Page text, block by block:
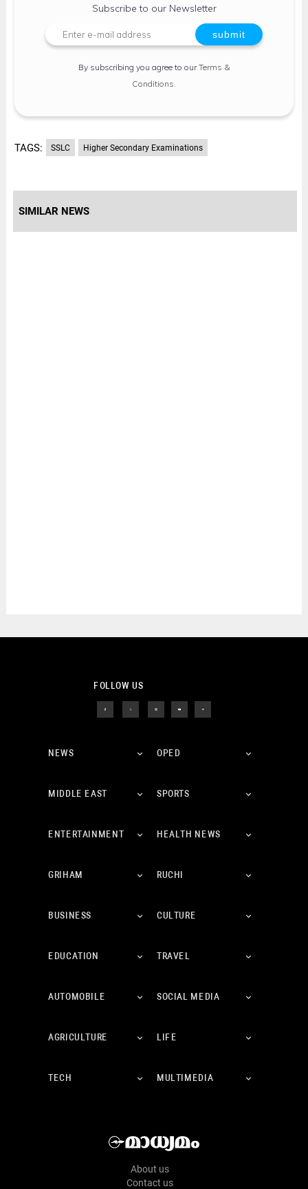
Subscribe to our Newsletter
By subscribing you agree to ourTerms &
Conditions
TAGS: SSLC Higher Secondary Examinations
SIMILAR NEWS
FOLLOW US
NEWS OPED
MIDDLE EAST SPORTS
ENTERTAINMENT HEALTH NEWS
GRIHAM RUCHI
BUSINESS CULTURE
EDUCATION TRAVEL
AUTOMOBILE SOCIAL MEDIA
AGRICULTURE LIFE
TECH MULTIMEDIA
About us
Contact us